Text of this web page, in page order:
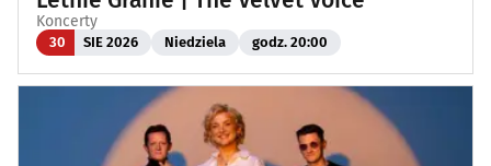
Koncerty
30 SIE 2026 Niedziela godz. 20:00